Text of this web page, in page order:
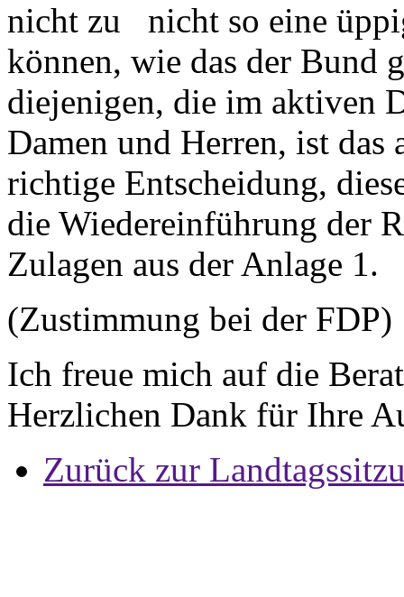
nicht zu nicht so eine
können, wie das der Bund
diejenigen, die im aktiven
Damen und Herren, ist das
richtige Entscheidung,
die Wiedereinführung der
Zulagen aus der Anlage 1.
(Zustimmung bei der FDP)
Ich freue mich auf die
Herzlichen Dank für Ihre
Zurück zur